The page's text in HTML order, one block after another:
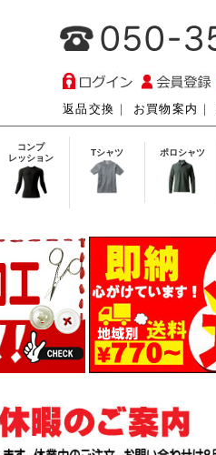
返品交換 ｜ お買物案内 ｜
コンプ
レッション
Tシャツ ポロシャツ